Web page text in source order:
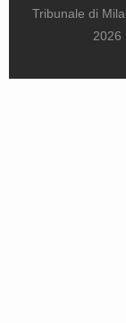
Tribunale di
2026